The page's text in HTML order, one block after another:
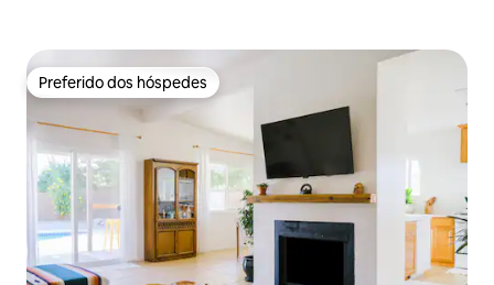
Preferido dos hóspedes
Preferido dos hóspedes